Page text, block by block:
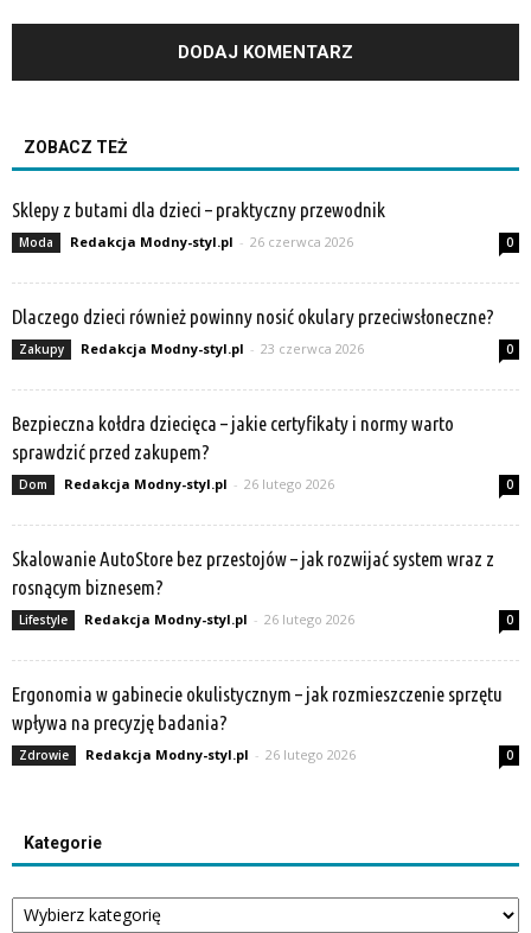
ZOBACZ TEŻ
Sklepy z butami dla dzieci – praktyczny przewodnik
Moda Redakcja Modny-styl.pl - 26 czerwca 2026 0
Dlaczego dzieci również powinny nosić okulary przeciwsłoneczne?
Zakupy Redakcja Modny-styl.pl - 23 czerwca 2026 0
Bezpieczna kołdra dziecięca – jakie certyfikaty i normy warto
sprawdzić przed zakupem?
Dom Redakcja Modny-styl.pl - 26 lutego 2026 0
Skalowanie AutoStore bez przestojów – jak rozwijać system wraz z
rosnącym biznesem?
Lifestyle Redakcja Modny-styl.pl - 26 lutego 2026 0
Ergonomia w gabinecie okulistycznym – jak rozmieszczenie sprzętu
wpływa na precyzję badania?
Zdrowie Redakcja Modny-styl.pl - 26 lutego 2026 0
Kategorie
Kategorie